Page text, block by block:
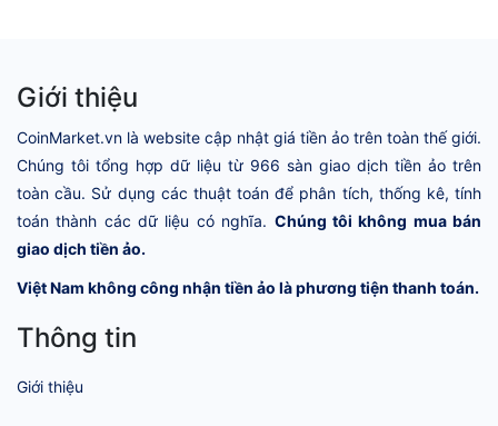
Giới thiệu
CoinMarket.vn là website cập nhật giá tiền ảo trên toàn thế giới.
Chúng tôi tổng hợp dữ liệu từ 966 sàn giao dịch tiền ảo trên
toàn cầu. Sử dụng các thuật toán để phân tích, thống kê, tính
toán thành các dữ liệu có nghĩa. Chúng tôi không mua bán
giao dịch tiền ảo.
Việt Nam không công nhận tiền ảo là phương tiện thanh toán.
Thông tin
Giới thiệu